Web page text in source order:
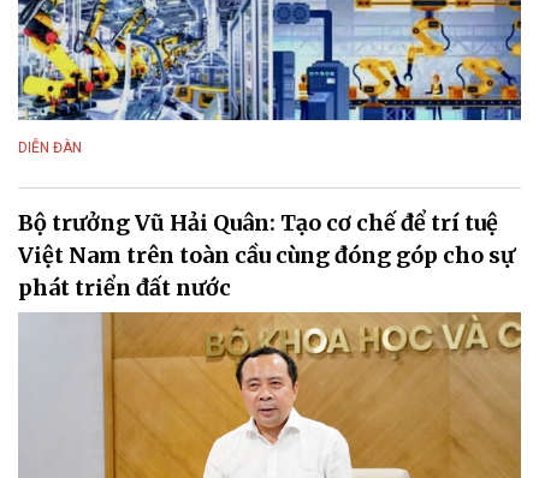
DIỄN ĐÀN
Bộ trưởng Vũ Hải Quân: Tạo cơ chế để trí tuệ
Việt Nam trên toàn cầu cùng đóng góp cho sự
phát triển đất nước